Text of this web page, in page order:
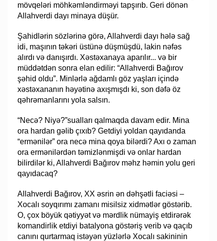
mövqeləri möhkəmləndirməyi tapşırıb. Geri dönən
Allahverdi dayı minaya düşür.
Şahidlərin sözlərinə görə, Allahverdi dayı hələ sağ
idi, maşının təkəri üstünə düşmüşdü, lakin nəfəs
alırdı və danışırdı. Xəstəxanaya aparılır... və bir
müddətdən sonra elan edilir: “Allahverdi Bağırov
şəhid oldu”. Minlərlə ağdamlı göz yaşları içində
xəstəxananın həyətinə axışmışdı ki, son dəfə öz
qəhrəmanlarını yola salsın.
“Necə? Niyə?”sualları qalmaqda davam edir. Mina
ora hardan gəlib çıxıb? Getdiyi yoldan qayıdanda
“ermənilər” ora necə mina qoya bilərdi? Axı o zaman
ora ermənilərdən təmizlənmişdi və onlar hardan
bilirdilər ki, Allahverdi Bağırov məhz həmin yolu geri
qayıdacaq?
Allahverdi Bağırov, XX əsrin ən dəhşətli faciəsi –
Xocalı soyqırımı zamanı misilsiz xidmətlər göstərib.
O, çox böyük qətiyyət və mərdlik nümayiş etdirərək
komandirlik etdiyi batalyona göstəriş verib və qaçıb
canını qurtarmaq istəyən yüzlərlə Xocalı sakininin